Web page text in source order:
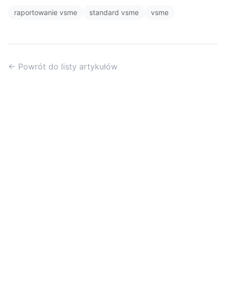
raportowanie vsme standard vsme vsme
← Powrót do listy artykułów